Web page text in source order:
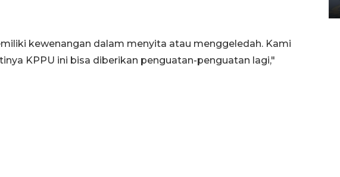
kewenangan dalam menyita atau menggeledah. Kami
KPPU ini bisa diberikan penguatan-penguatan lagi,"